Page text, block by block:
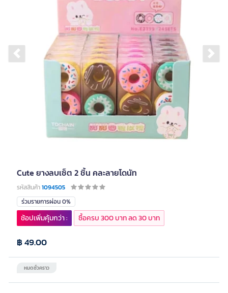
Previous slide
Cute ยางลบเซ็ต 2 ชิ้น คละลายโดนัท
รหัสสินค้า1094505
ร่วมรายการผ่อน 0%
หมดชั่วคราว
฿ 49.00
ช้อปเพิ่มคุ้มกว่า : ซื้อครบ 300 บาท ลด 30 บาท